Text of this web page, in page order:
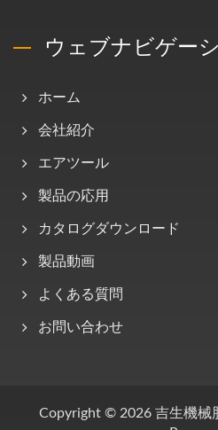
ウェブナビゲー
ホーム
会社紹介
エアツール
製品の応用
カタログダウンロード
製品動画
よくある質問
お問い合わせ
Copyright © 2026 吉生機械